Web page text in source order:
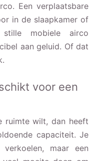
Een verplaatsbare
in de slaapkamer of
mobiele airco
aan geluid. Of dat
voor een
ruimte wilt, dan heeft
capaciteit. Je
maar een